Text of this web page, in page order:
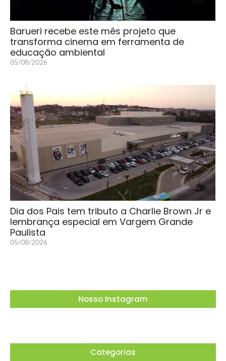
Barueri recebe este mês projeto que
transforma cinema em ferramenta de
educação ambiental
05/08/2026
Dia dos Pais tem tributo a Charlie Brown Jr e
lembrança especial em Vargem Grande
Paulista
05/08/2026
Nosso Instagram
Categorias